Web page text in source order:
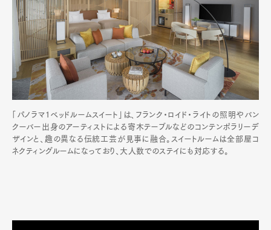
「パノラマ1ベッドルームスイート」は、フランク・ロイド・ライトの照明やバン
クーバー出身のアーティストによる寄木テーブルなどのコンテンポラリーデ
ザインと、趣の異なる伝統工芸が見事に融合。スイートルームは全部屋コ
ネクティングルームになっており、大人数でのステイにも対応する。